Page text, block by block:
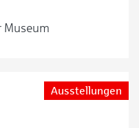
Museum
Ausstellungen